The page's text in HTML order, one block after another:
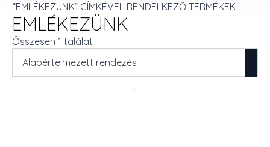
“EMLÉKEZÜNK” CÍMKÉVEL RENDELKEZŐ TERMÉKEK
EMLÉKEZÜNK
Összesen 1 találat